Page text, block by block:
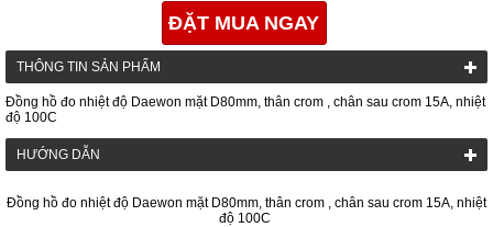
ĐẶT MUA NGAY
THÔNG TIN SẢN PHẨM
Đồng hồ đo nhiệt độ Daewon mặt D80mm, thân crom , chân sau crom 15A, nhiệt
độ 100C
HƯỚNG DẪN
Đồng hồ đo nhiệt độ Daewon mặt D80mm, thân crom , chân sau crom 15A, nhiệt
độ 100C